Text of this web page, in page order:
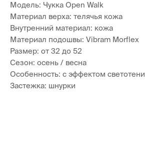
Модель: Чукка Open Walk
Материал верха: телячья кожа
Внутренний материал: кожа
Материал подошвы: Vibram Morflex
Размер: от 32 до 52
Сезон: осень / весна
Особенность: с эффектом светотени
Застежка: шнурки